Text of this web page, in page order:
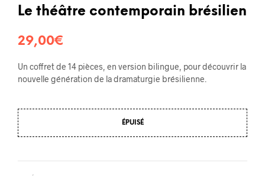
Le théâtre contemporain brésilien
29,00€
Un coffret de 14 pièces, en version bilingue, pour découvrir la
nouvelle génération de la dramaturgie brésilienne.
ÉPUISÉ